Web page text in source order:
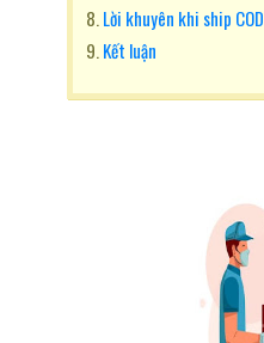
Lời khuyên khi ship COD
Kết luận